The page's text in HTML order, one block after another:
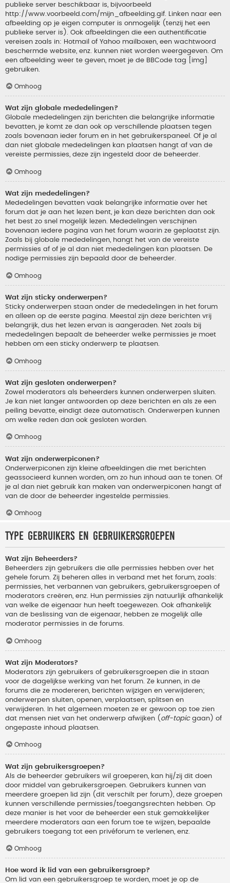
publieke server beschikbaar is, bijvoorbeeld
http://www.voorbeeld.com/mijn_afbeelding.gif. Linken naar een
afbeelding op je eigen computer is onmogelijk (tenzij het een
publieke server is). Ook afbeeldingen die een authentificatie
vereisen zoals in: Hotmail of Yahoo mailboxen, een wachtwoord
beschermde website, enz. kunnen niet worden weergegeven. Om
een afbeelding weer te geven, moet je de BBCode tag [img]
gebruiken.
Omhoog
Wat zijn globale mededelingen?
Globale mededelingen zijn berichten die belangrijke informatie
bevatten, je komt ze dan ook op verschillende plaatsen tegen
zoals bovenaan ieder forum en in het gebruikerspaneel. Of je al
dan niet globale mededelingen kan plaatsen hangt af van de
vereiste permissies, deze zijn ingesteld door de beheerder.
Omhoog
Wat zijn mededelingen?
Mededelingen bevatten vaak belangrijke informatie over het
forum dat je aan het lezen bent, je kan deze berichten dan ook
het best zo snel mogelijk lezen. Mededelingen verschijnen
bovenaan iedere pagina van het forum waarin ze geplaatst zijn.
Zoals bij globale mededelingen, hangt het van de vereiste
permissies af of je al dan niet mededelingen kan plaatsen. De
nodige permissies zijn bepaald door de beheerder.
Omhoog
Wat zijn sticky onderwerpen?
Sticky onderwerpen staan onder de mededelingen in het forum
en alleen op de eerste pagina. Meestal zijn deze berichten vrij
belangrijk, dus het lezen ervan is aangeraden. Net zoals bij
mededelingen bepaalt de beheerder welke permissies je moet
hebben om een sticky onderwerp te plaatsen.
Omhoog
Wat zijn gesloten onderwerpen?
Zowel moderators als beheerders kunnen onderwerpen sluiten.
Je kan niet langer antwoorden op deze berichten en als ze een
peiling bevatte, eindigt deze automatisch. Onderwerpen kunnen
om welke reden dan ook gesloten worden.
Omhoog
Wat zijn onderwerpiconen?
Onderwerpiconen zijn kleine afbeeldingen die met berichten
geassocieerd kunnen worden, om zo hun inhoud aan te tonen. Of
je al dan niet gebruik kan maken van onderwerpiconen hangt af
van de door de beheerder ingestelde permissies.
Omhoog
Type gebruikers en gebruikersgroepen
Wat zijn Beheerders?
Beheerders zijn gebruikers die alle permissies hebben over het
gehele forum. Zij beheren alles in verband met het forum, zoals:
permissies, het verbannen van gebruikers, gebruikersgroepen of
moderators creëren, enz. Hun permissies zijn natuurlijk afhankelijk
van welke de eigenaar hun heeft toegewezen. Ook afhankelijk
van de beslissing van de eigenaar, hebben ze mogelijk alle
moderator permissies in de forums.
Omhoog
Wat zijn Moderators?
Moderators zijn gebruikers of gebruikersgroepen die in staan
voor de dagelijkse werking van het forum. Ze kunnen, in de
forums die ze modereren, berichten wijzigen en verwijderen;
onderwerpen sluiten, openen, verplaatsen, splitsen en
verwijderen. In het algemeen moeten ze er gewoon op toe zien
dat mensen niet van het onderwerp afwijken ( off-topicgaan) of
ongepaste inhoud plaatsen.
Omhoog
Wat zijn gebruikersgroepen?
Als de beheerder gebruikers wil groeperen, kan hij/zij dit doen
door middel van gebruikersgroepen. Gebruikers kunnen van
meerdere groepen lid zijn (dit verschilt per forum), deze groepen
kunnen verschillende permissies/toegangsrechten hebben. Op
deze manier is het voor de beheerder een stuk gemakkelijker
meerdere moderators aan een forum toe te wijzen, bepaalde
gebruikers toegang tot een privéforum te verlenen, enz.
Omhoog
Hoe word ik lid van een gebruikersgroep?
Om lid van een gebruikersgroep te worden, moet je op de